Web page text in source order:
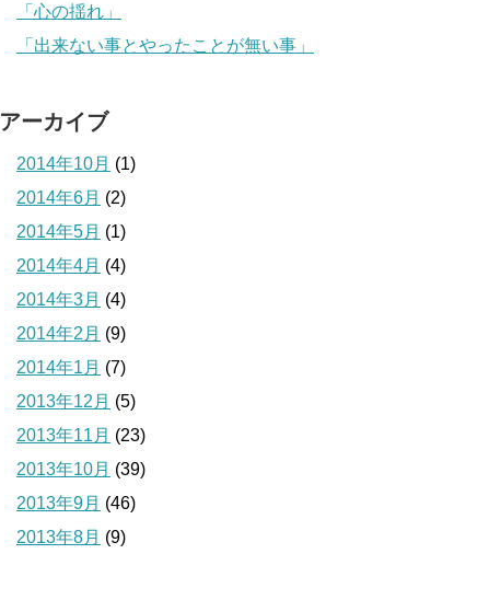
「心の揺れ」
「出来ない事とやったことが無い事」
アーカイブ
2014年10月 (1)
2014年6月 (2)
2014年5月 (1)
2014年4月 (4)
2014年3月 (4)
2014年2月 (9)
2014年1月 (7)
2013年12月 (5)
2013年11月 (23)
2013年10月 (39)
2013年9月 (46)
2013年8月 (9)